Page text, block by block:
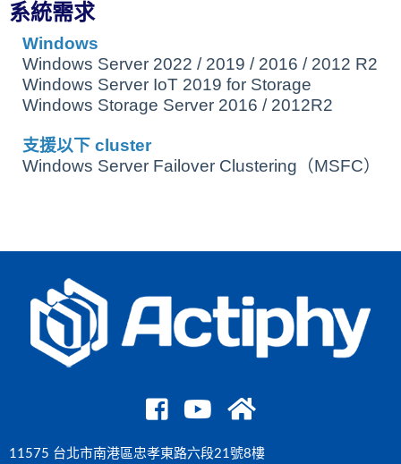
系統需求
Windows
Windows Server 2022 / 2019 / 2016 / 2012 R2
Windows Server IoT 2019 for Storage
Windows Storage Server 2016 / 2012R2
支援以下 cluster
Windows Server Failover Clustering（MSFC）
11575 台北市南港區忠孝東路六段21號8樓